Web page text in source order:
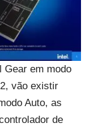
Gear em modo
vão existir
Auto, as
de